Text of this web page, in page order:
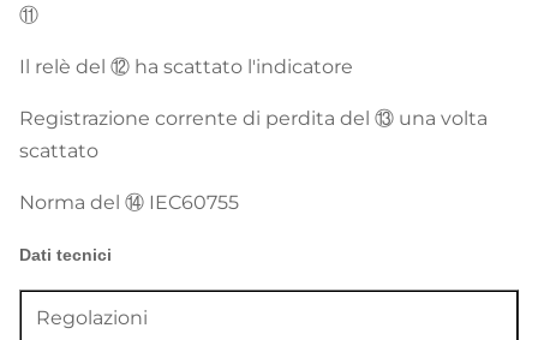
⑪
Il relè del ⑫ ha scattato l'indicatore
Registrazione corrente di perdita del ⑬ una volta
scattato
Norma del ⑭ IEC60755
Dati tecnici
Regolazioni